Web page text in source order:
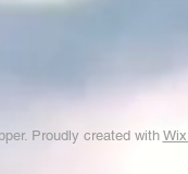
Proudly created with